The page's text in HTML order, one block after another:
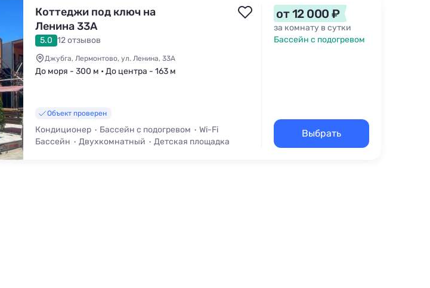
Коттеджи под ключ на
Ленина 33А
5.0 12 отзывов
Джубга, Лермонтово, ул. Ленина, 33А
До моря - 300 м • До центра - 163 м
Объект проверен
Кондиционер Бассейн с подогревом
Wi-Fi
Бассейн
Двухкомнатный
Детская площадка
от 12 000 ₽
за комнату в сутки
Бассейн с подогревом
Выбрать